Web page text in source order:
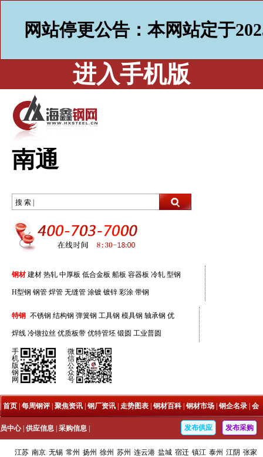
网站停更公告：本网站定于
进入手机版
南通
搜 索 |
钢材 建材 热轧 中厚板 低合金板 船板 容器板 冷轧 型钢
H型钢 钢管 焊管 无缝管 涂镀 镀锌 彩涂 带钢
特钢 不锈钢 结构钢 弹簧钢 工具钢 模具钢 轴承钢 优
焊线 冷镦拉丝 优质板带 优特管坯 锻圆 工业普圆
手
机
版
钢
网
微
信
公
众
号
| 首页 每周钢评 聚焦资讯 钢厂资讯 走势图表 钢材百科| 钢材市场 钢企名录 会
员中心| 供应信息 采购信息 发布供应 发布采购
江苏 南京 无锡 常州 扬州 徐州 苏州 连云港 盐城 宿迁 镇江 泰州 江阴 张家